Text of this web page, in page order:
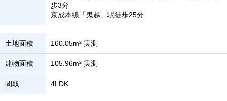
歩3分
京成本線「鬼越」駅徒歩25分
土地面積 160.05m² 実測
建物面積 105.96m² 実測
間取 4LDK